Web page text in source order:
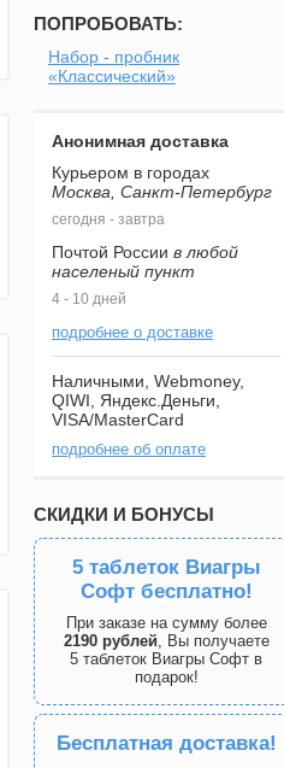
ПОПРОБОВАТЬ:
Набор - пробник
«Классический»
Анонимная доставка
Курьером в городах
Москва, Санкт-Петербург
сегодня - завтра
Почтой России в любой
населеный пункт
4 - 10 дней
подробнее о доставке
Наличными, Webmoney,
QIWI, Яндекс.Деньги,
VISA/MasterCard
подробнее об оплате
СКИДКИ И БОНУСЫ
5 таблеток Виагры
Софт бесплатно!
При заказе на сумму более
2190 рублей, Вы получаете
5 таблеток Виагры Софт в
подарок!
Бесплатная доставка!